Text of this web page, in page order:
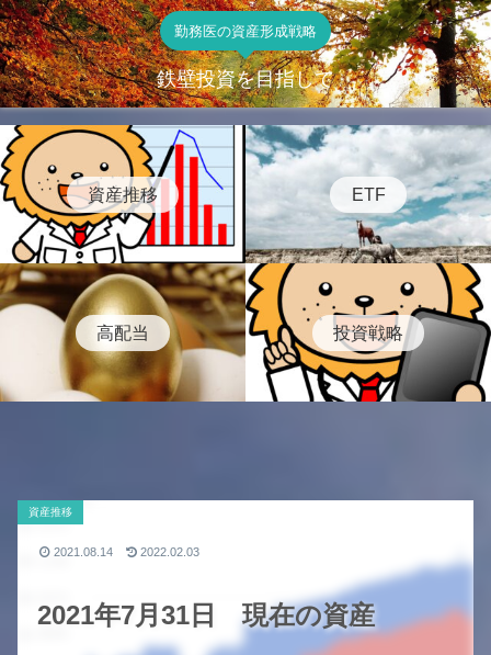
勤務医の資産形成戦略
鉄壁投資を目指して
資産推移 ETF
高配当 投資戦略
2021年7月31日 現在の資産
資産推移
2021.08.14 2022.02.03